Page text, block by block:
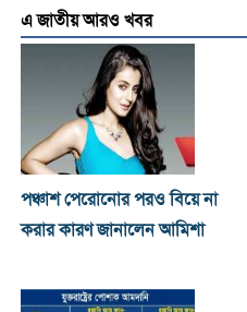
এ জাতীয় আরও খবর
পঞ্চাশ পেরোনোর পরও বিয়ে না
করার কারণ জানালেন আমিশা